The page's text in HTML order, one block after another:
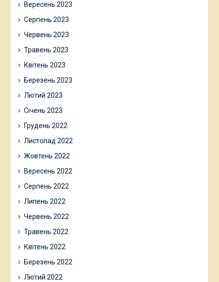
Вересень 2023
Серпень 2023
Червень 2023
Травень 2023
Квітень 2023
Березень 2023
Лютий 2023
Січень 2023
Грудень 2022
Листопад 2022
Жовтень 2022
Вересень 2022
Серпень 2022
Липень 2022
Червень 2022
Травень 2022
Квітень 2022
Березень 2022
Лютий 2022